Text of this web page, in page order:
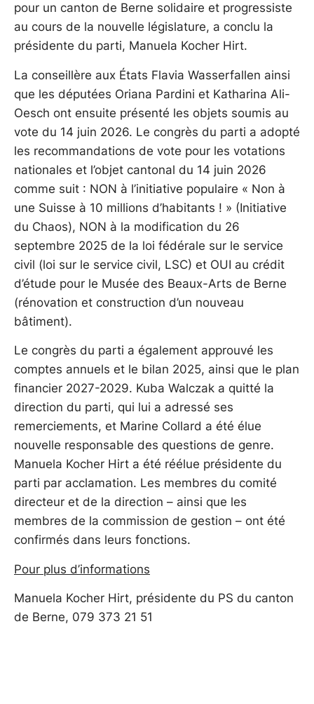
pour un canton de Berne solidaire et progressiste
au cours de la nouvelle législature, a conclu la
présidente du parti, Manuela Kocher Hirt.
La conseillère aux États Flavia Wasserfallen ainsi
que les députées Oriana Pardini et Katharina Ali-
Oesch ont ensuite présenté les objets soumis au
vote du 14 juin 2026. Le congrès du parti a adopté
les recommandations de vote pour les votations
nationales et l’objet cantonal du 14 juin 2026
comme suit : NON à l’initiative populaire « Non à
une Suisse à 10 millions d’habitants ! » (Initiative
du Chaos), NON à la modification du 26
septembre 2025 de la loi fédérale sur le service
civil (loi sur le service civil, LSC) et OUI au crédit
d’étude pour le Musée des Beaux-Arts de Berne
(rénovation et construction d’un nouveau
bâtiment).
Le congrès du parti a également approuvé les
comptes annuels et le bilan 2025, ainsi que le plan
financier 2027-2029. Kuba Walczak a quitté la
direction du parti, qui lui a adressé ses
remerciements, et Marine Collard a été élue
nouvelle responsable des questions de genre.
Manuela Kocher Hirt a été réélue présidente du
parti par acclamation. Les membres du comité
directeur et de la direction – ainsi que les
membres de la commission de gestion – ont été
confirmés dans leurs fonctions.
Pour plus d’informations
Manuela Kocher Hirt, présidente du PS du canton
de Berne, 079 373 21 51